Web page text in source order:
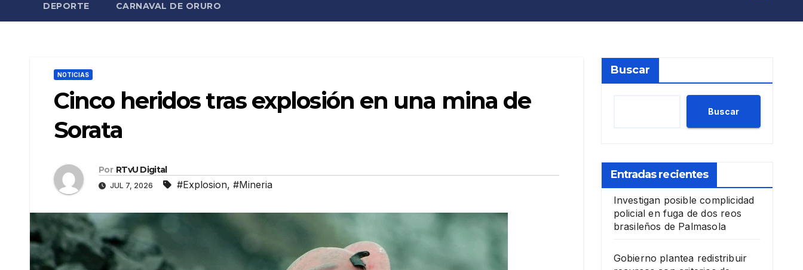
DEPORTE CARNAVAL DE ORURO
NOTICIAS
Cinco heridos tras explosión en una mina de
Sorata
Por RTvU Digital
JUL 7, 2026 #Explosion, #Mineria
Buscar
Buscar
Entradas recientes
Investigan posible complicidad
policial en fuga de dos reos
brasileños de Palmasola
Gobierno plantea redistribuir